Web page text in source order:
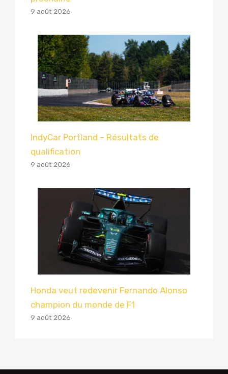
9 août 2026
IndyCar Portland – Résultats de
qualification
9 août 2026
Honda veut redevenir Fernando Alonso
champion du monde de F1
9 août 2026